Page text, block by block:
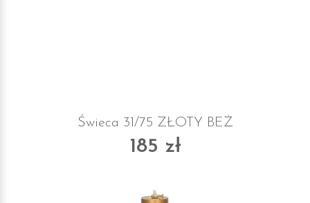
Świeca 31/75 ZŁOTY BEŻ
185 zł